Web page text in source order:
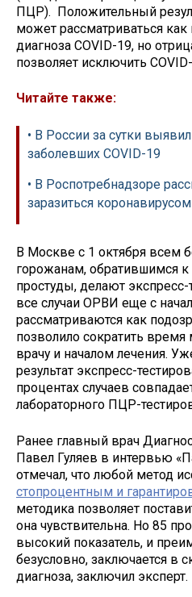
ПЦР). Положительный
может рассматриваться
диагноза COVID-19, но
позволяет исключить
Читайте также:
• В России за сутки
заболевших COVID-19
• В Роспотребнадзоре
заразиться коронавирусом
В Москве с 1 октября всем
горожанам, обратившимся к
простуды, делают экспресс-
все случаи ОРВИ еще с
рассматриваются как
позволило сократить
врачу и началом лечения.
результат экспресс-
процентах случаев
лабораторного ПЦР-
Ранее главный врач
Павел Гуляев в интервью
отмечал, что любой метод
стопроцентным и
методика позволяет
она чувствительна. Но 85
высокий показатель, и
безусловно, заключается в
диагноза, заключил эксперт.